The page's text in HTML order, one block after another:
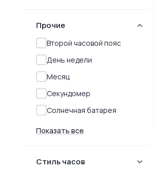
Прочие
Второй часовой пояс
День недели
Месяц
Секундомер
Солнечная батарея
Показать все
Стиль часов